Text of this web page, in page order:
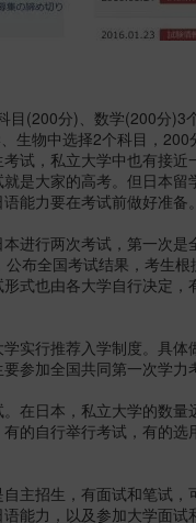
目(200分)、数学(200分)3
生物中选择2个科目，
试，私立大学中也有接
是大家的高考。但日本
能力要在考试前做好准备
进行两次考试，第一次
布全国考试结果，考生
式也由各大学自行决定
实行推荐入学制度。具
参加全国共同第一次学
在日本，私立大学的数
的自行举行考试，有的
主招生，有面试和笔试
能力，以及参加大学面